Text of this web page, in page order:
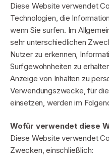
Diese Website verwendet
Technologien, die
wenn Sie surfen. Im
sehr unterschiedlichen
Nutzer zu erkennen,
Surfgewohnheiten zu
Anzeige von Inhalten zu
Verwendungszwecke, für
einsetzen, werden im
Wofür verwendet diese
Diese Website verwendet
Zwecken, einschließlich: